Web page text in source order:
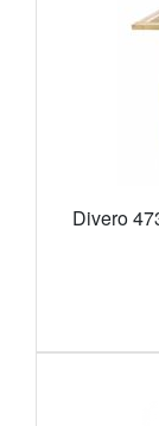
Divero